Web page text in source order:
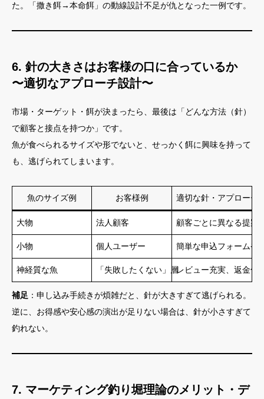
た。「撒き餌→本命餌」の動線設計不足が仇となった一例です。
6. 針の大きさはお客様の口に合っているか
〜適切なアプローチ設計〜
市場・ターゲット・餌が決まったら、最後は「どんな方法（針）
で顧客と接点を持つか」です。
魚が食べられるサイズや形でないと、せっかく餌に興味を持って
も、逃げられてしまいます。
魚のサイズ例 お客様例 適切な針・アプローチ
大物 法人顧客 顧客ごとに異なる提案
小物 個人ユーザー 簡単な申込フォームや
神経質な魚 「失敗したくない」層レビュー充実、返金保
補足 ：申し込み手続きが煩雑だと、針が大きすぎて逃げられる。
逆に、お得感や安心感の演出が足りない場合は、針が小さすぎて
釣れない。
7. マーケティング釣り堀理論のメリット・デ